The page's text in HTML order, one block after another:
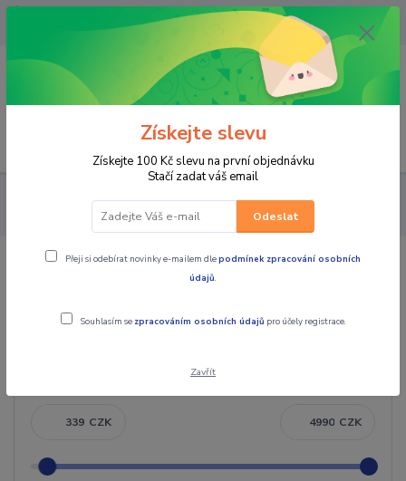
OPAVA 733537099/HLUČÍN
734541648/OLOMOUC 734593593
0,00 CZK
PRO STROJE NÁHRADNÍ DÍLY ČTYŘKOLKY
Náhradní díly
čtyřkolky ostat.
motorové díly
CZK CZK
Získejte slevu
Získejte 100 Kč slevu na první objednávku
Stačí zadat váš email
Odeslat
Přeji si odebírat novinky e-mailem dlepodmínek zpracování osobních
údajů.
Souhlasím se zpracováním osobních údajů pro účely registrace.
Zavřít